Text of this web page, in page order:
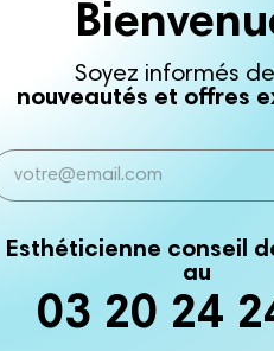
Blog
Découvrez les astuces et
Soyez informés
nouveautés et offres
Esthéticienne conseil
au
03 20 24